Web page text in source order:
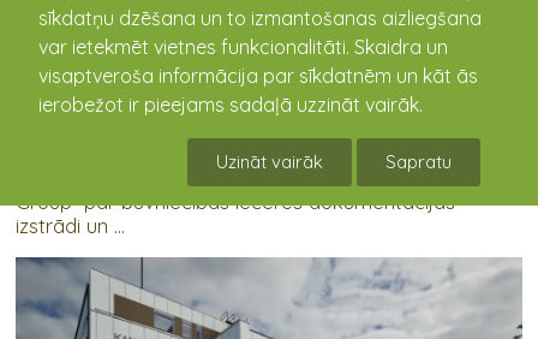
sīkdatņu dzēšana un to izmantošanas aizliegšana
var ietekmēt vietnes funkcionalitāti. Skaidra un
visaptveroša informācija par sīkdatnēm un kāt ās
ierobežot ir pieejams sadaļā uzzināt vairāk.
Uzināt vairāk Sapratu
Kandavas Kārļa Mīlenbaha vidusskolas
pārbūves un energoefektivitātes
paaugstināšanai!!!
Aizvadītā gada 2024. gada 19. februārī, Tukuma
novada pašvaldība noslēdza līgumu ar SIA “Baltex
Group” par būvniecības ieceres dokumentācijas
izstrādi un ...